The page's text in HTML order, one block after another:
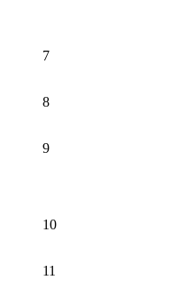
7
8
9
10
11